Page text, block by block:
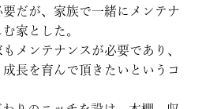
だが、家族で一緒にメンテナ
家とした。
メンテナンスが必要であり、
長を育んで頂きたいというコ